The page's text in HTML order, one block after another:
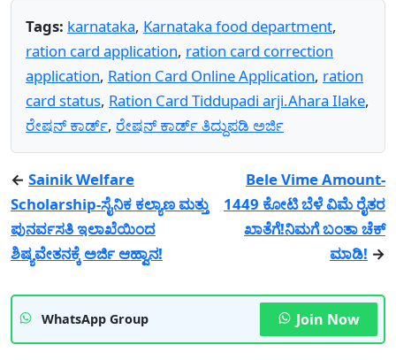
Tags: karnataka, Karnataka food department,
ration card application, ration card correction
application, Ration Card Online Application, ration
card status, Ration Card Tiddupadi arji.Ahara Ilake,
ರೇಷನ್ ಕಾರ್ಡ್, ರೇಷನ್ ಕಾರ್ಡ್ ತಿದ್ದುಪಡಿ ಅರ್ಜಿ
← Sainik Welfare
Scholarship-ಸೈನಿಕ ಕಲ್ಯಾಣ ಮತ್ತು
ಪುನರ್ವಸತಿ ಇಲಾಖೆಯಿಂದ
ಶಿಷ್ಯವೇತನಕ್ಕೆ ಅರ್ಜಿ ಆಹ್ವಾನ!
Bele Vime Amount-
1449 ಕೋಟಿ ಬೆಳೆ ವಿಮೆ ರೈತರ
ಖಾತೆಗೆ!ನಿಮಗೆ ಬಂತಾ ಚೆಕ್
ಮಾಡಿ! →
WhatsApp Group Join Now